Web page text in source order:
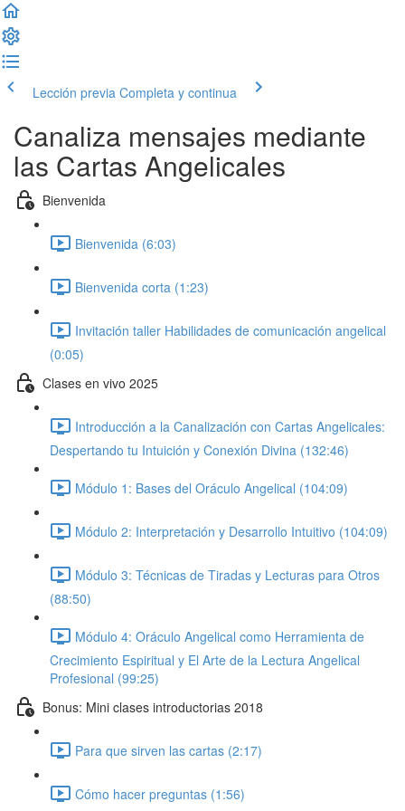
Lección previa Completa y continua
Canaliza mensajes mediante
las Cartas Angelicales
Bienvenida
Bienvenida (6:03)
Bienvenida corta (1:23)
Invitación taller Habilidades de comunicación angelical
(0:05)
Clases en vivo 2025
Introducción a la Canalización con Cartas Angelicales:
Despertando tu Intuición y Conexión Divina (132:46)
Módulo 1: Bases del Oráculo Angelical (104:09)
Módulo 2: Interpretación y Desarrollo Intuitivo (104:09)
Módulo 3: Técnicas de Tiradas y Lecturas para Otros
(88:50)
Módulo 4: Oráculo Angelical como Herramienta de
Crecimiento Espiritual y El Arte de la Lectura Angelical
Profesional (99:25)
Bonus: Mini clases introductorias 2018
Para que sirven las cartas (2:17)
Cómo hacer preguntas (1:56)